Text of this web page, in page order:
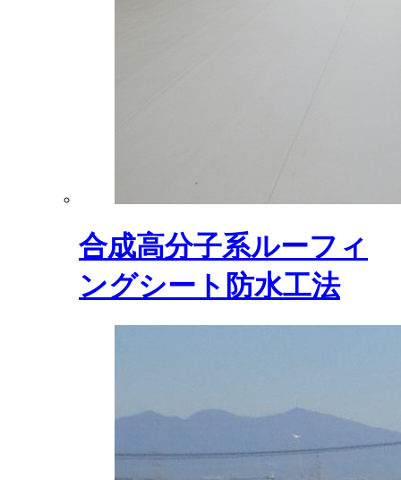
合成高分子系ルーフィ
ングシート防水工法